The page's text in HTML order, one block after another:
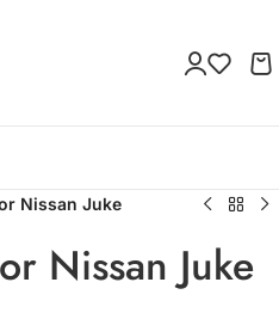
Nissan Juke
Nissan Juke